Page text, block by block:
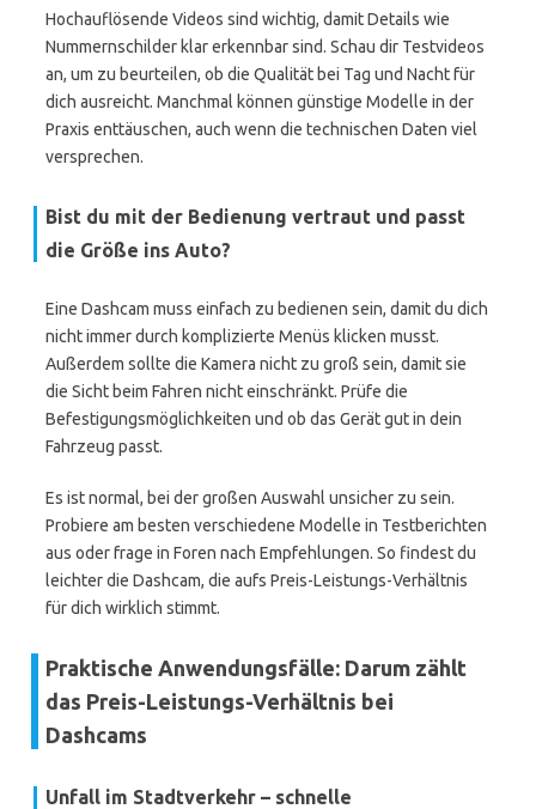
Hochauflösende Videos sind wichtig, damit Details wie
Nummernschilder klar erkennbar sind. Schau dir Testvideos
an, um zu beurteilen, ob die Qualität bei Tag und Nacht für
dich ausreicht. Manchmal können günstige Modelle in der
Praxis enttäuschen, auch wenn die technischen Daten viel
versprechen.
Bist du mit der Bedienung vertraut und passt
die Größe ins Auto?
Eine Dashcam muss einfach zu bedienen sein, damit du dich
nicht immer durch komplizierte Menüs klicken musst.
Außerdem sollte die Kamera nicht zu groß sein, damit sie
die Sicht beim Fahren nicht einschränkt. Prüfe die
Befestigungsmöglichkeiten und ob das Gerät gut in dein
Fahrzeug passt.
Es ist normal, bei der großen Auswahl unsicher zu sein.
Probiere am besten verschiedene Modelle in Testberichten
aus oder frage in Foren nach Empfehlungen. So findest du
leichter die Dashcam, die aufs Preis-Leistungs-Verhältnis
für dich wirklich stimmt.
Praktische Anwendungsfälle: Darum zählt
das Preis-Leistungs-Verhältnis bei
Dashcams
Unfall im Stadtverkehr – schnelle